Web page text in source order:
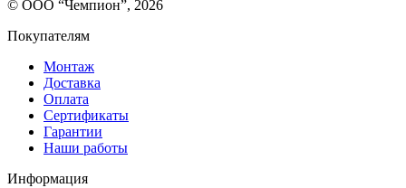
© ООО “Чемпион”, 2026
Покупателям
Монтаж
Доставка
Оплата
Сертификаты
Гарантии
Наши работы
Информация